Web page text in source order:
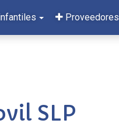
Proveedores
SLP